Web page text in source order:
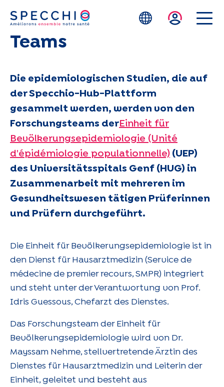
Zum Hauptinhalt springen
Teams
Die epidemiologischen Studien, die auf
der Specchio-Hub-Plattform
gesammelt werden, werden von den
Forschungsteams der Einheit für
Bevölkerungsepidemiologie (Unité
d'épidémiologie populationnelle) (UEP)
des Universitätsspitals Genf (HUG) in
Zusammenarbeit mit mehreren im
Gesundheitswesen tätigen Prüferinnen
und Prüfern durchgeführt.
Die Einheit für Bevölkerungsepidemiologie ist in
den Dienst für Hausarztmedizin (Service de
médecine de premier recours, SMPR) integriert
und steht unter der Verantwortung von Prof.
Idris Guessous, Chefarzt des Dienstes.
Das Forschungsteam der Einheit für
Bevölkerungsepidemiologie wird von Dr.
Mayssam Nehme, stellvertretende Ärztin des
Dienstes für Hausarztmedizin und Leiterin der
Einheit, geleitet und besteht aus